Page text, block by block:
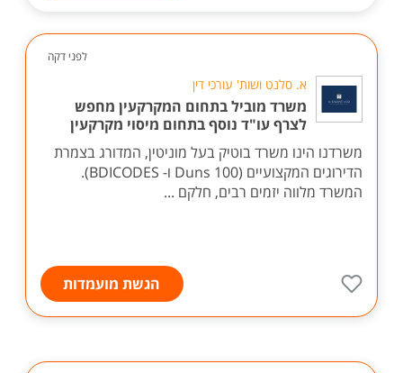
לפני דקה
א. סלנט ושות' עורכי דין
משרד מוביל בתחום המקרקעין מחפש
לצרף עו"ד נוסף בתחום מיסוי מקרקעין
משרדנו הינו משרד בוטיק בעל מוניטין, המדורג בצמרת
הדירוגים המקצועיים (Duns 100 ו- BDICODES).
המשרד מלווה יזמים רבים, חלקם ...
הגשת מועמדות